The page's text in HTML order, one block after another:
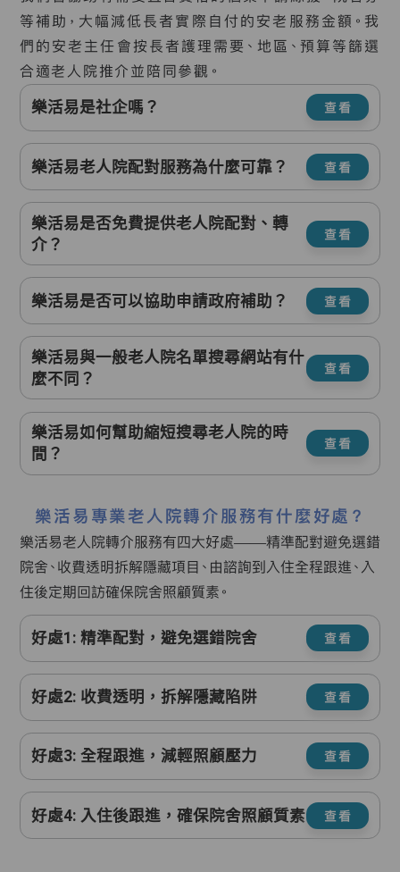
等補助，大幅減低長者實際自付的安老服務金額。我
們的安老主任會按長者護理需要、地區、預算等篩選
合適老人院推介並陪同參觀。
樂活易是社企嗎？ 查看
樂活易老人院配對服務為什麼可靠？ 查看
樂活易是否免費提供老人院配對、轉
介？
查看
樂活易是否可以協助申請政府補助？ 查看
樂活易與一般老人院名單搜尋網站有什
麼不同？
查看
樂活易如何幫助縮短搜尋老人院的時
間？
查看
樂活易專業老人院轉介服務有什麼好處？
樂活易老人院轉介服務有四大好處——精準配對避免選錯
院舍、收費透明拆解隱藏項目、由諮詢到入住全程跟進、入
住後定期回訪確保院舍照顧質素。
好處1: 精準配對，避免選錯院舍 查看
好處2: 收費透明，拆解隱藏陷阱 查看
好處3: 全程跟進，減輕照顧壓力 查看
好處4: 入住後跟進，確保院舍照顧質素 查看